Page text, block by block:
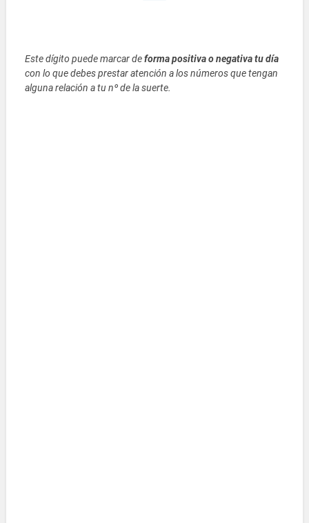
Este dígito puede marcar deforma positiva o negativa tu día
con lo que debes prestar atención a los números que tengan
alguna relación a tu nº de la suerte.